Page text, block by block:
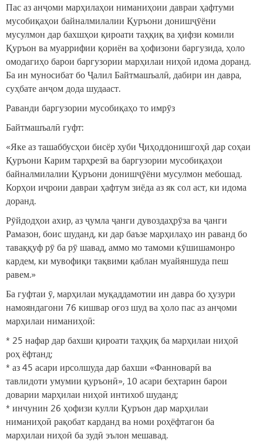
Пас аз анҷоми марҳилаҳои ниманиҳоии давраи ҳафтуми
мусобиқаҳои байналмилалии Қуръони донишҷӯёни
мусулмон дар бахшҳои қироати таҳқиқ ва ҳифзи комили
Қуръон ва муаррифии қориён ва ҳофизони баргузида, ҳоло
омодагиҳо барои баргузории марҳилаи ниҳоӣ идома доранд.
Ба ин муносибат бо Ҷалил Байтмашъалӣ, дабири ин давра,
суҳбате анҷом дода шудааст.
Раванди баргузории мусобиқаҳо то имрӯз
Байтмашъалӣ гуфт:
«Яке аз ташаббусҳои бисёр хуби Ҷиҳоддонишгоҳӣ дар соҳаи
Қуръони Карим тарҳрезӣ ва баргузории мусобиқаҳои
байналмилалии Қуръони донишҷӯёни мусулмон мебошад.
Корҳои иҷроии давраи ҳафтум зиёда аз як сол аст, ки идома
доранд.
Рӯйдодҳои ахир, аз ҷумла ҷанги дувоздаҳрӯза ва ҷанги
Рамазон, боис шуданд, ки дар баъзе марҳилаҳо ин раванд бо
таваққуф рӯ ба рӯ шавад, аммо мо тамоми кӯшишамонро
кардем, ки мувофиқи тақвими қаблан муайяншуда пеш
равем.»
Ба гуфтаи ӯ, марҳилаи муқаддамотии ин давра бо ҳузури
намояндагони 76 кишвар оғоз шуд ва ҳоло пас аз анҷоми
марҳилаи ниманиҳоӣ:
* 25 нафар дар бахши қироати таҳқиқ ба марҳилаи ниҳоӣ
роҳ ёфтанд;
* аз 45 асари ирсолшуда дар бахши «Фанноварӣ ва
тавлидоти умумии қуръонӣ», 10 асари беҳтарин барои
доварии марҳилаи ниҳоӣ интихоб шуданд;
* инчунин 26 ҳофизи кулли Қуръон дар марҳилаи
ниманиҳоӣ рақобат карданд ва номи роҳёфтагон ба
марҳилаи ниҳоӣ ба зудӣ эълон мешавад.